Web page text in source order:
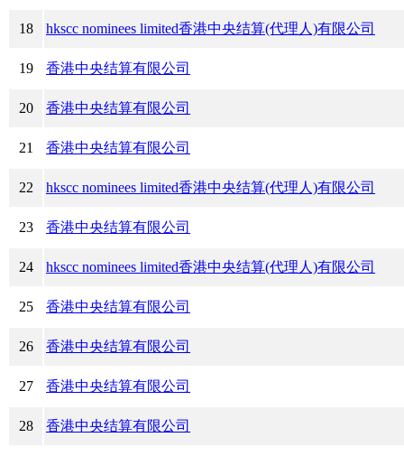
18 hkscc nominees limited香港中央结算(代理人)有限公司
19 香港中央结算有限公司
20 香港中央结算有限公司
21 香港中央结算有限公司
22 hkscc nominees limited香港中央结算(代理人)有限公司
23 香港中央结算有限公司
24 hkscc nominees limited香港中央结算(代理人)有限公司
25 香港中央结算有限公司
26 香港中央结算有限公司
27 香港中央结算有限公司
28 香港中央结算有限公司